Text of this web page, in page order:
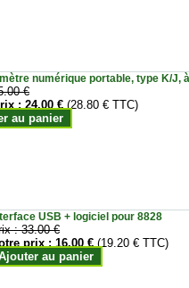
numérique portable, type K/J,
€
:24.00 € (28.80 € TTC)
au panier
USB + logiciel pour 8828
:33.00 €
prix :16.00 € (19.20 € TTC)
au panier